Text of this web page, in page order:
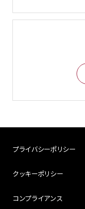
プライバシーポリシー
クッキーポリシー
コンプライアンス